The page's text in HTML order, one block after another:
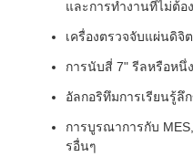
และการทํางานที่ไม่ต้อ
เครื่องตรวจจับแผ่นดิจิ
การนับสี่ 7" รีลหรือหนึ่
อัลกอริทึมการเรียนรู้ลึ
การบูรณาการกับ
รอื่นๆ